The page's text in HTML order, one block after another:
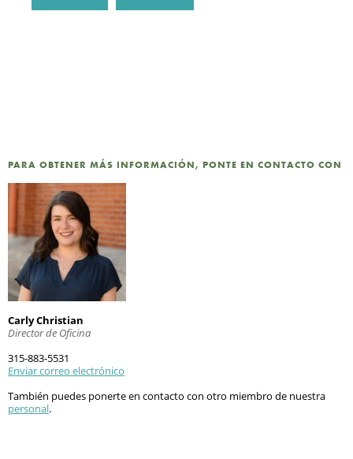
PARA OBTENER MÁS INFORMACIÓN, PONTE EN CONTACTO CON
Carly Christian
Director de Oficina
315-883-5531
Enviar correo electrónico
También puedes ponerte en contacto con otro miembro de nuestra
personal.